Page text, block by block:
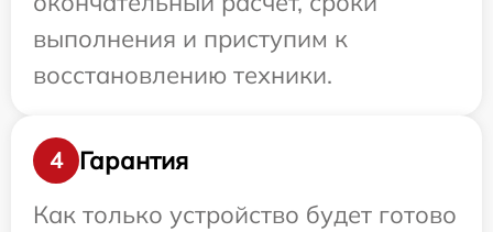
выполнения и приступим к
восстановлению техники.
4
Гарантия
Как только устройство будет готово